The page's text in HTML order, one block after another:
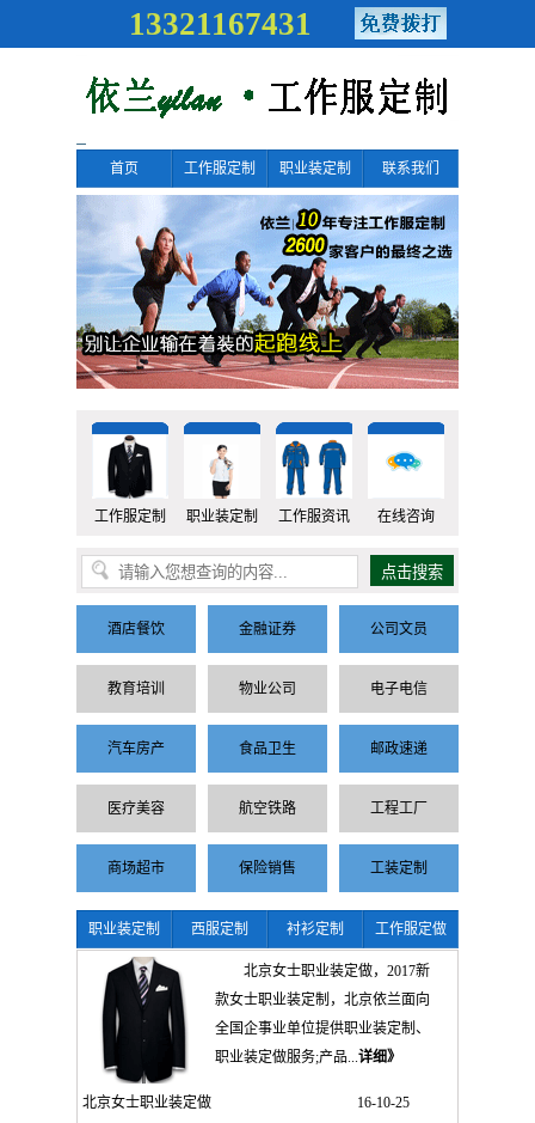
13321167431
首页 工作服定制 职业装定制 联系我们
工作服定制 职业装定制 工作服资讯 在线咨询
酒店餐饮 金融证券 公司文员
教育培训 物业公司 电子电信
汽车房产 食品卫生 邮政速递
医疗美容 航空铁路 工程工厂
商场超市 保险销售 工装定制
职业装定制 西服定制 衬衫定制 工作服定做
北京女士职业装定做，2017新
款女士职业装定制，北京依兰面向
全国企事业单位提供职业装定制、
职业装定做服务;产品...详细》
北京女士职业装定做
16-10-25